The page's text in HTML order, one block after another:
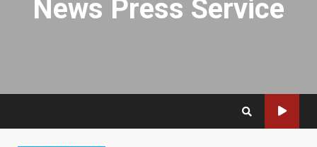
News Press Service